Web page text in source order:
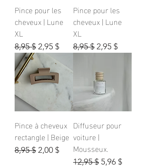
Pince pour les
cheveux | Lune
XL
Prix original
8,95 $ Prix promotionnel
2,95 $
Pince pour les
cheveux | Lune
XL
Prix original
8,95 $ Prix promotionnel
2,95 $
Pince à cheveux
rectangle | Beige
Prix original
8,95 $ Prix promotionnel
2,00 $
Diffuseur pour
voiture |
Mousseux.
Prix original
12,95 $ Prix
5,96 $